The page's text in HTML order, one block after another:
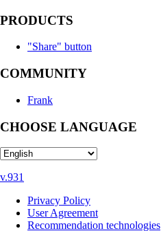
PRODUCTS
"Share" button
COMMUNITY
Frank
CHOOSE LANGUAGE
v.931
Privacy Policy
User Agreement
Recommendation technologies